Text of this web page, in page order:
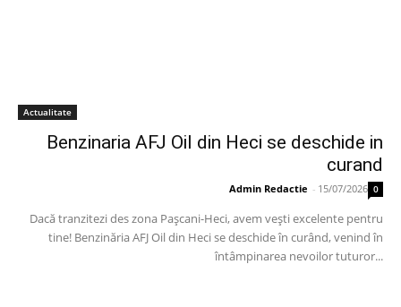
Actualitate
Benzinaria AFJ Oil din Heci se deschide in
curand
Admin Redactie - 15/07/2026 0
Dacă tranzitezi des zona Pașcani-Heci, avem vești excelente pentru
tine! Benzinăria AFJ Oil din Heci se deschide în curând, venind în
întâmpinarea nevoilor tuturor...